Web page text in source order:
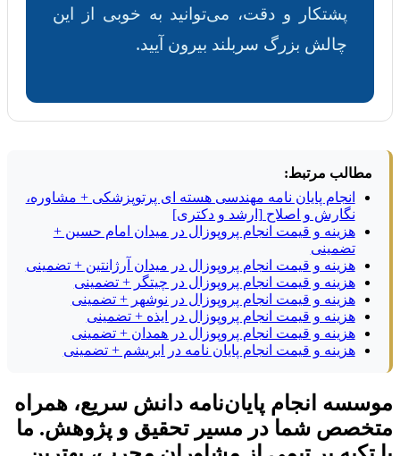
پشتکار و دقت، می‌توانید به خوبی از این
چالش بزرگ سربلند بیرون آیید.
مطالب مرتبط:
انجام پایان نامه مهندسی هسته ای پرتوپزشکی + مشاوره،
نگارش و اصلاح [ارشد و دکتری]
هزینه و قیمت انجام پروپوزال در میدان امام حسین +
تضمینی
هزینه و قیمت انجام پروپوزال در میدان آرژانتین + تضمینی
هزینه و قیمت انجام پروپوزال در چیتگر + تضمینی
هزینه و قیمت انجام پروپوزال در نوشهر + تضمینی
هزینه و قیمت انجام پروپوزال در ایذه + تضمینی
هزینه و قیمت انجام پروپوزال در همدان + تضمینی
هزینه و قیمت انجام پایان نامه در ابریشم + تضمینی
موسسه انجام پایان‌نامه دانش سریع، همراه
متخصص شما در مسیر تحقیق و پژوهش. ما